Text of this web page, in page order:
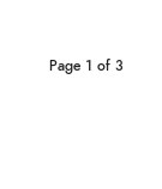
Page 1 of 3